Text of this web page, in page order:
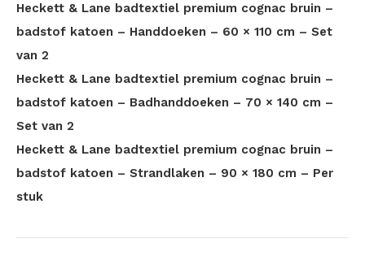
Heckett & Lane badtextiel premium cognac bruin –
badstof katoen – Handdoeken – 60 × 110 cm – Set
van 2
Heckett & Lane badtextiel premium cognac bruin –
badstof katoen – Badhanddoeken – 70 × 140 cm –
Set van 2
Heckett & Lane badtextiel premium cognac bruin –
badstof katoen – Strandlaken – 90 × 180 cm – Per
stuk